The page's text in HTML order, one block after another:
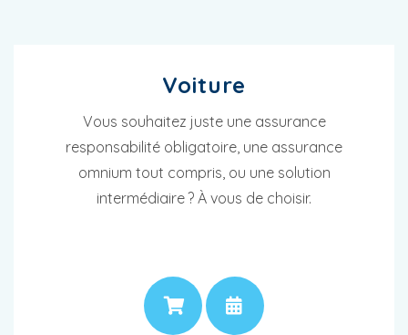
Voiture
Vous souhaitez juste une assurance
responsabilité obligatoire, une assurance
omnium tout compris, ou une solution
intermédiaire ? À vous de choisir.
PRIX